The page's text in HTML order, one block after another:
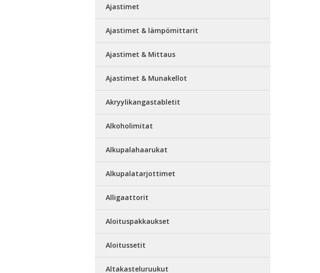
Ajastimet
Ajastimet & lämpömittarit
Ajastimet & Mittaus
Ajastimet & Munakellot
Akryylikangastabletit
Alkoholimitat
Alkupalahaarukat
Alkupalatarjottimet
Alligaattorit
Aloituspakkaukset
Aloitussetit
Altakasteluruukut